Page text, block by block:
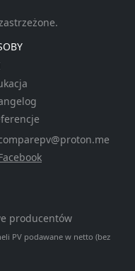
producentów
PV podawane w netto (bez